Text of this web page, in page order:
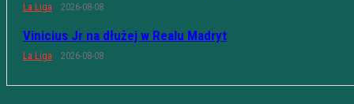
La Liga 2026-08-08
Vinicius Jr na dłużej w Realu Madryt
La Liga 2026-08-08